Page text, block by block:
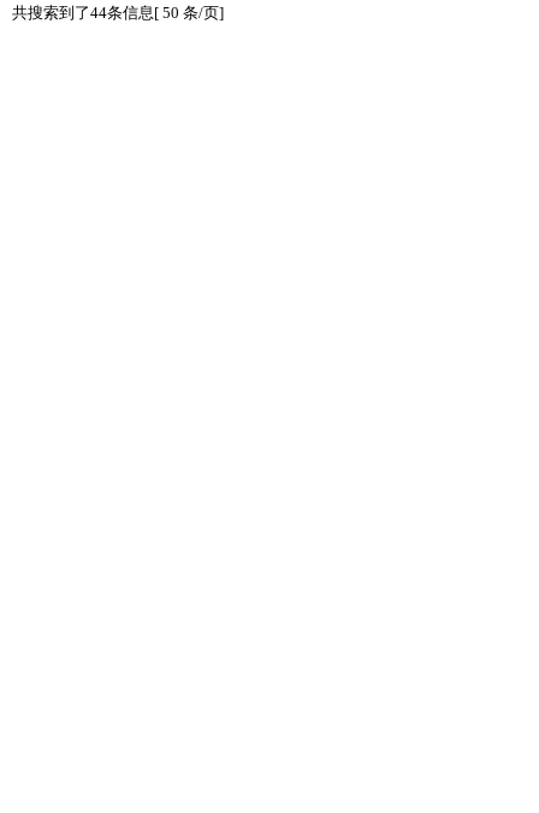
共搜索到了44条信息[ 50 条/页]